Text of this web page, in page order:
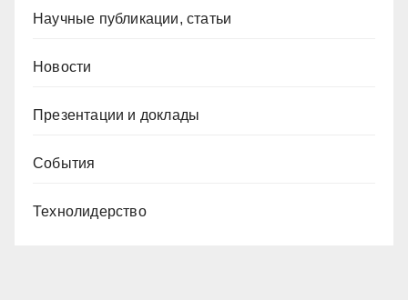
Научные публикации, статьи
Новости
Презентации и доклады
События
Технолидерство